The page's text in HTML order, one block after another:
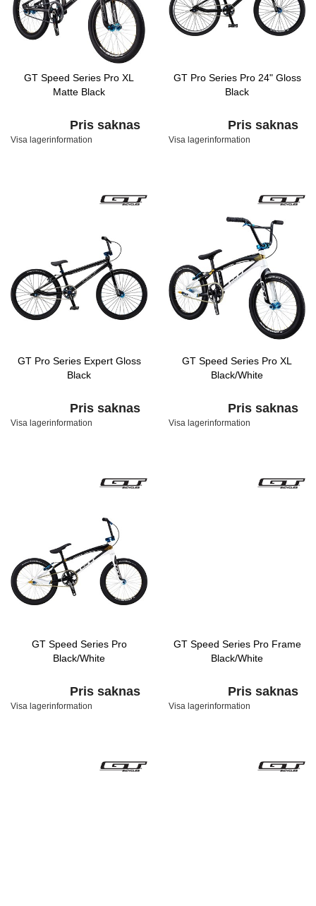
GT Speed Series Pro XL
Matte Black
Pris saknas
Visa lagerinformation
GT Pro Series Pro 24" Gloss
Black
Pris saknas
Visa lagerinformation
GT Pro Series Expert Gloss
Black
Pris saknas
Visa lagerinformation
GT Speed Series Pro XL
Black/White
Pris saknas
Visa lagerinformation
GT Speed Series Pro
Black/White
Pris saknas
Visa lagerinformation
GT Speed Series Pro Frame
Black/White
Pris saknas
Visa lagerinformation